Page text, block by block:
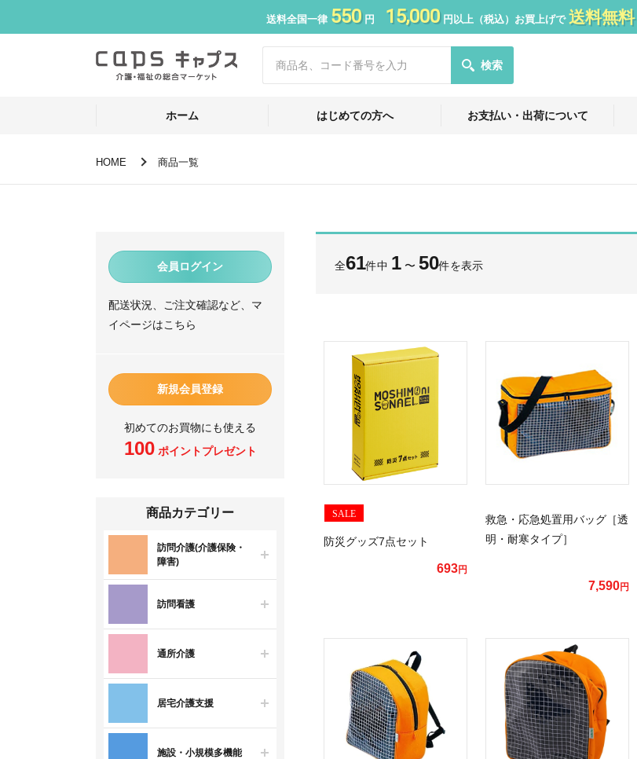
送料全国一律 550円 15,000円以上（税込）お買上げで 送料無料
検索
ホーム はじめての方へ お支払い・出荷について
HOME 商品一覧
会員ログイン
配送状況、ご注文確認など、マ
イページはこちら
新規会員登録
初めてのお買物にも使える
100ポイントプレゼント
商品カテゴリー
訪問介護(介護保険・
障害)
訪問看護
通所介護
居宅介護支援
施設・小規模多機能
全61件中 1 〜 50件を表示
SALE
防災グッズ7点セット
693円
救急・応急処置用バッグ［透
明・耐寒タイプ］
7,590円